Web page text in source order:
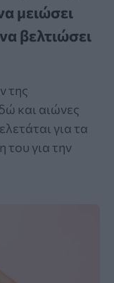
μειώσει
βελτιώσει
της
και αιώνες
για τα
του για την